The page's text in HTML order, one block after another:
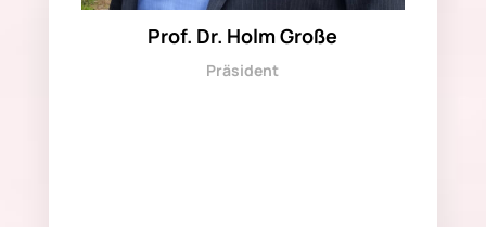
Prof. Dr. Holm Große
Präsident